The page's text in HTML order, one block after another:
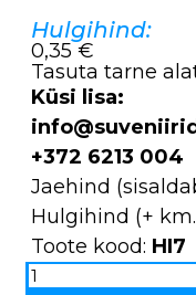
Hulgihind:
0,35 €
Tasuta tarne
Küsi lisa:
+372 6213 004
Jaehind
Hulgihind (+
Toote kood: HI7
Käepael
silikoonist
Tallinn